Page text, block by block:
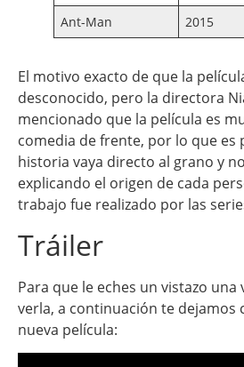
Ant-Man
2015
El motivo exacto de que la
desconocido, pero la directora
mencionado que la película es
comedia de frente, por lo que es
historia vaya directo al grano y
explicando el origen de cada
trabajo fue realizado por las
Tráiler
Para que le eches un vistazo una
verla, a continuación te dejamos
nueva película: